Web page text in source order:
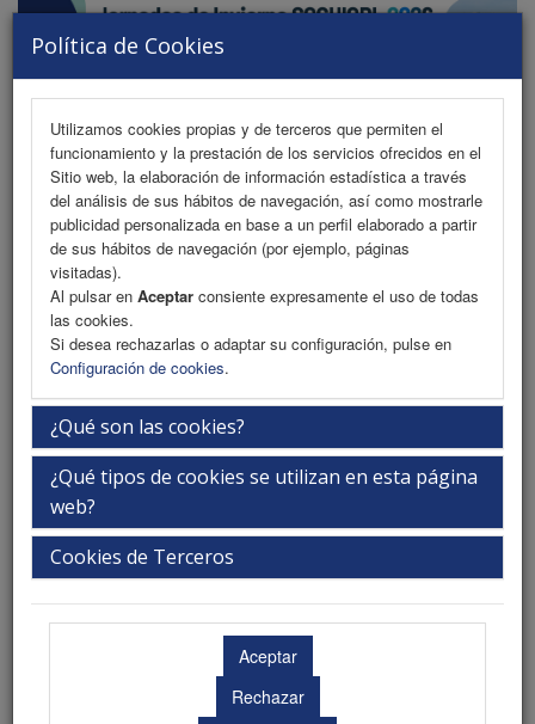
Política de Cookies
Utilizamos cookies propias y de terceros que permiten el
funcionamiento y la prestación de los servicios ofrecidos en el
Sitio web, la elaboración de información estadística a través
del análisis de sus hábitos de navegación, así como mostrarle
publicidad personalizada en base a un perfil elaborado a partir
de sus hábitos de navegación (por ejemplo, páginas
visitadas).
Al pulsar en Aceptar consiente expresamente el uso de todas
las cookies.
Si desea rechazarlas o adaptar su configuración, pulse en
Configuración de cookies.
¿Qué son las cookies?
¿Qué tipos de cookies se utilizan en esta página
web?
Cookies de Terceros
MENU
Información